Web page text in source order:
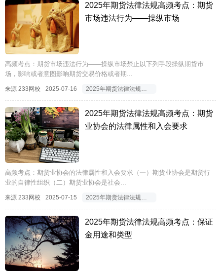
2025年期货法律法规高频考点：期货
市场违法行为——操纵市场
高频考点：期货市场违法行为——操纵市场禁止以下列手段操纵期货市
场，影响或者意图影响期货交易价格或者期...
来源 233网校 2025-07-16 2025年期货法律法规高频考点
2025年期货法律法规高频考点：期货
业协会的法律属性和入会要求
高频考点：期货业协会的法律属性和入会要求（一）期货业协会是期货行
业的自律性组织（二）期货业协会是社会...
来源 233网校 2025-07-15
2025年期货法律法规高频考点：保证
金用途和类型